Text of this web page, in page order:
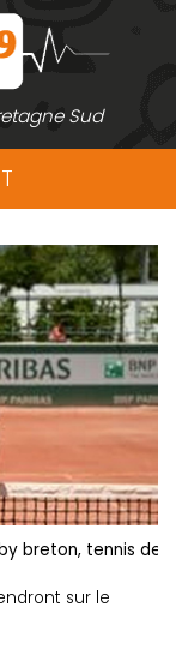
Sud
breton, tennis
sur le